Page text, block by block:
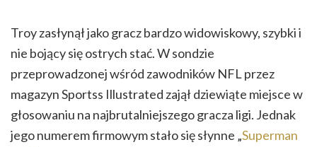
Troy zasłynął jako gracz bardzo widowiskowy, szybki i
nie bojący się ostrych stać. W sondzie
przeprowadzonej wśród zawodników NFL przez
magazyn Sportss Illustrated zajął dziewiąte miejsce w
głosowaniu na najbrutalniejszego gracza ligi. Jednak
jego numerem firmowym stało się słynne „Superman